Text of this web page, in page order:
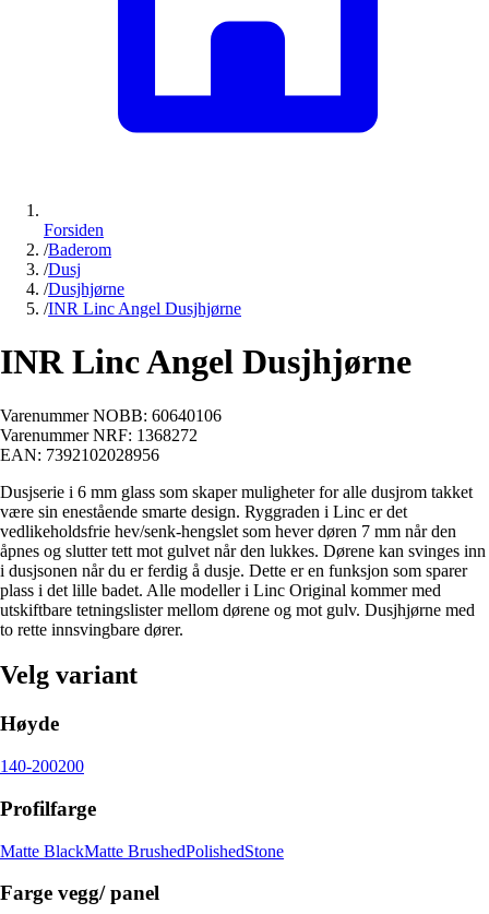
Forsiden
/Baderom
/Dusj
/Dusjhjørne
/INR Linc Angel Dusjhjørne
INR Linc Angel Dusjhjørne
Varenummer NOBB: 60640106
Varenummer NRF: 1368272
EAN: 7392102028956
Dusjserie i 6 mm glass som skaper muligheter for alle dusjrom takket
være sin enestående smarte design. Ryggraden i Linc er det
vedlikeholdsfrie hev/senk-hengslet som hever døren 7 mm når den
åpnes og slutter tett mot gulvet når den lukkes. Dørene kan svinges inn
i dusjsonen når du er ferdig å dusje. Dette er en funksjon som sparer
plass i det lille badet. Alle modeller i Linc Original kommer med
utskiftbare tetningslister mellom dørene og mot gulv. Dusjhjørne med
to rette innsvingbare dører.
Velg variant
Høyde
140-200200
Profilfarge
Matte BlackMatte BrushedPolishedStone
Farge vegg/ panel